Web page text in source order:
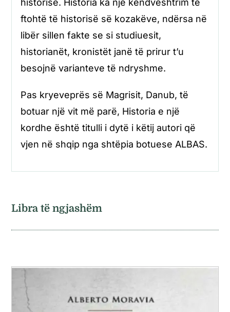
ftohtë të historisë së kozakëve, ndërsa në
libër sillen fakte se si studiuesit,
historianët, kronistët janë të prirur t’u
besojnë varianteve të ndryshme.
Pas kryeveprës së Magrisit, Danub, të
botuar një vit më parë, Historia e një
kordhe është titulli i dytë i këtij autori që
vjen në shqip nga shtëpia botuese ALBAS.
Libra të ngjashëm